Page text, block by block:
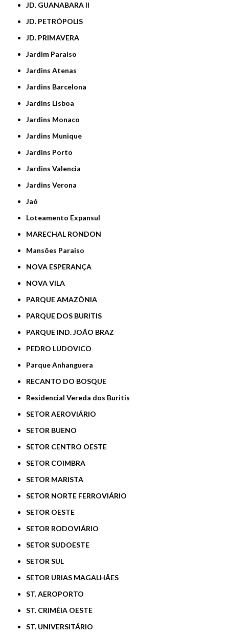
JD. GUANABARA II
JD. PETRÓPOLIS
JD. PRIMAVERA
Jardim Paraiso
Jardins Atenas
Jardins Barcelona
Jardins Lisboa
Jardins Monaco
Jardins Munique
Jardins Porto
Jardins Valencia
Jardins Verona
Jaó
Loteamento Expansul
MARECHAL RONDON
Mansões Paraiso
NOVA ESPERANÇA
NOVA VILA
PARQUE AMAZÔNIA
PARQUE DOS BURITIS
PARQUE IND. JOÃO BRAZ
PEDRO LUDOVICO
Parque Anhanguera
RECANTO DO BOSQUE
Residencial Vereda dos Buritis
SETOR AEROVIÁRIO
SETOR BUENO
SETOR CENTRO OESTE
SETOR COIMBRA
SETOR MARISTA
SETOR NORTE FERROVIÁRIO
SETOR OESTE
SETOR RODOVIÁRIO
SETOR SUDOESTE
SETOR SUL
SETOR URIAS MAGALHÃES
ST. AEROPORTO
ST. CRIMÉIA OESTE
ST. UNIVERSITÁRIO